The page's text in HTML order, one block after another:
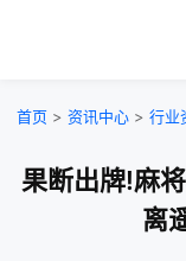
首页 > 资讯中心 > 行业
果断出牌!麻
离